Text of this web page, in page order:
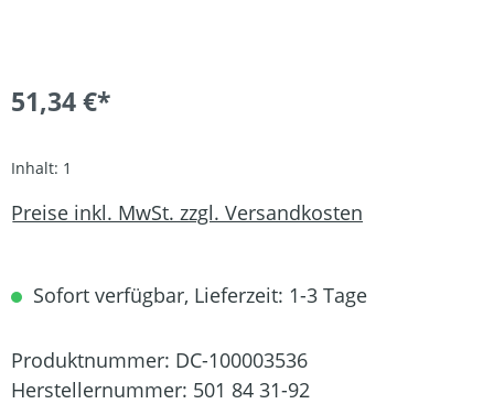
51,34 €*
Inhalt: 1
Preise inkl. MwSt. zzgl. Versandkosten
Sofort verfügbar, Lieferzeit: 1-3 Tage
Produktnummer: DC-100003536
Herstellernummer: 501 84 31-92